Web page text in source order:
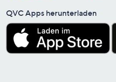
QVC Apps herunterladen